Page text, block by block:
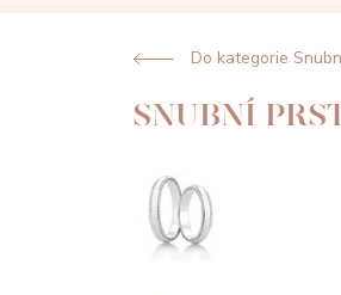
Do kategorie
SNUBNÍ